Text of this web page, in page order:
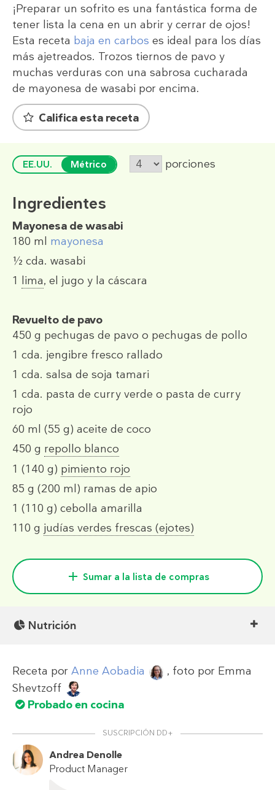
¡Preparar un sofrito es una fantástica forma de
tener lista la cena en un abrir y cerrar de ojos!
Esta receta baja en carbos es ideal para los días
más ajetreados. Trozos tiernos de pavo y
muchas verduras con una sabrosa cucharada
de mayonesa de wasabi por encima.
Califica esta receta
EE.UU. Métrico porciones
Ingredientes
Mayonesa de wasabi
180 ml mayonesa
½ cda. wasabi
1 lima, el jugo y la cáscara
Revuelto de pavo
450 g pechugas de pavo o pechugas de pollo
1 cda. jengibre fresco rallado
1 cda. salsa de soja tamari
1 cda. pasta de curry verde o pasta de curry
rojo
60 ml (55 g) aceite de coco
450 g repollo blanco
1 (140 g) pimiento rojo
85 g (200 ml) ramas de apio
1 (110 g) cebolla amarilla
110 g judías verdes frescas (ejotes)
Sumar a la lista de compras
Nutrición
Receta por Anne Aobadia , foto por Emma
Shevtzoff
Probado en cocina
SUSCRIPCIÓN DD+
Andrea Denolle
Product Manager